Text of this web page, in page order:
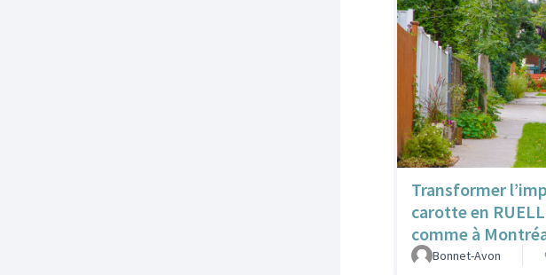
Transformer
carotte en
comme à
Bonnet-Avon